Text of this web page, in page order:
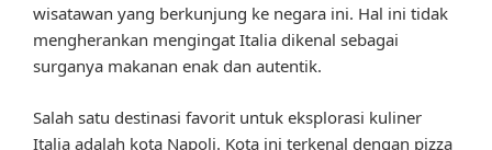
wisatawan yang berkunjung ke negara ini. Hal ini tidak
mengherankan mengingat Italia dikenal sebagai
surganya makanan enak dan autentik.
Salah satu destinasi favorit untuk eksplorasi kuliner
Italia adalah kota Napoli. Kota ini terkenal dengan pizza